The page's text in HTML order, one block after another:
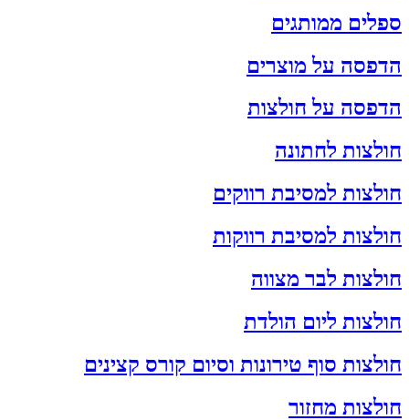
ספלים ממותגים
הדפסה על מוצרים
הדפסה על חולצות
חולצות לחתונה
חולצות למסיבת רווקים
חולצות למסיבת רווקות
חולצות לבר מצווה
חולצות ליום הולדת
חולצות סוף טירונות וסיום קורס קצינים
חולצות מחזור